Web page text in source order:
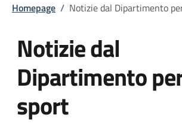
Homepage / Notizie dal Dipartimento
Notizie dal
Dipartimento
sport